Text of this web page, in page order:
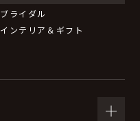
ブライダル
インテリア＆ギフト